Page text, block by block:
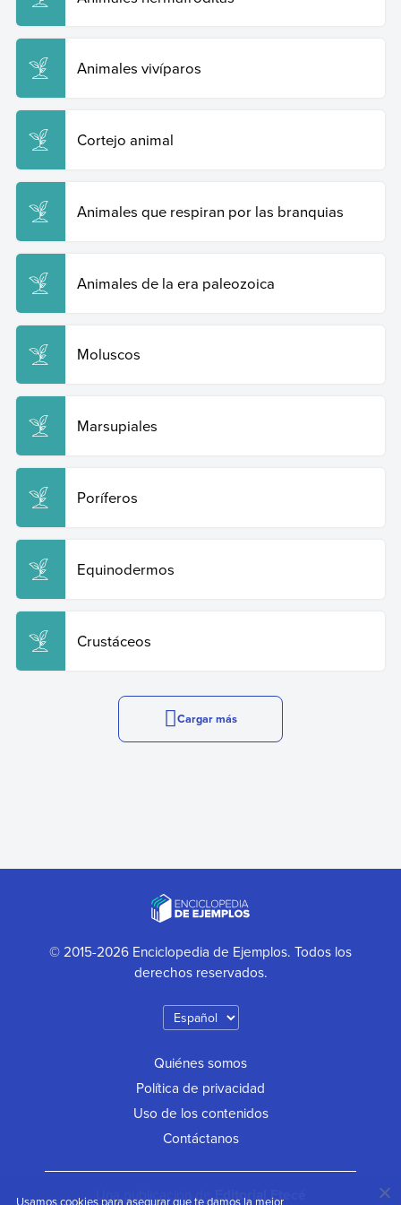
Animales vivíparos
Cortejo animal
Animales que respiran por las branquias
Animales de la era paleozoica
Moluscos
Marsupiales
Poríferos
Equinodermos
Crustáceos
Cargar más
© 2015-2026 Enciclopedia de Ejemplos. Todos los
derechos reservados.
Quiénes somos
Política de privacidad
Uso de los contenidos
Contáctanos
Una publicación deEditorial Etecé
Usamos cookies para asegurar que te damos la mejor